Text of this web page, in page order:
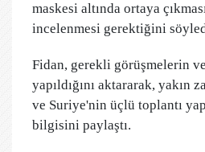
maskesi altında ortaya
incelenmesi gerektiğini
Fidan, gerekli görüşmelerin
yapıldığını aktararak, yakın
ve Suriye'nin üçlü toplantı
bilgisini paylaştı.